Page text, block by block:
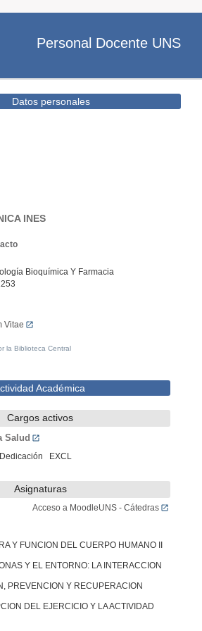
Personal Docente UNS
Datos personales
INES
Bioquímica Y Farmacia
Vitae
la Biblioteca Central
Académica
Cargos activos
Salud
EXCL
Asignaturas
Acceso a MoodleUNS - Cátedras
Y FUNCION DEL CUERPO HUMANO II
Y EL ENTORNO: LA INTERACCION
PREVENCION Y RECUPERACION
DEL EJERCICIO Y LA ACTIVIDAD